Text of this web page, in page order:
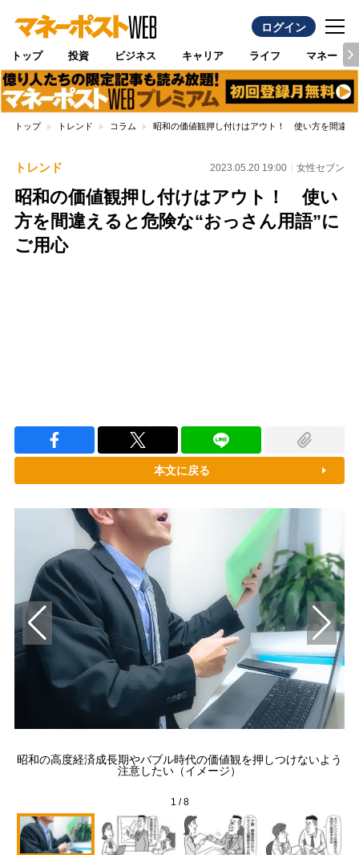
ログイン
トップ 投資 ビジネス キャリア ライフ マネー
トップ トレンド コラム 昭和の価値観押し付けはアウト！ 使い方を間違え
トレンド 2023.05.20 19:00 女性セブン
昭和の価値観押し付けはアウト！ 使い
方を間違えると危険な“おっさん用語”に
ご用心
本文に戻る
昭和の高度経済成長期やバブル時代の価値観を押しつけないよう
注意したい（イメージ）
1 /8